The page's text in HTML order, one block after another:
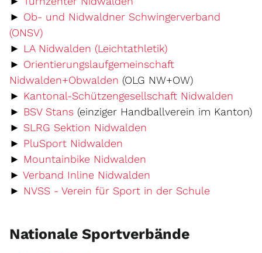
► Ob- und Nidwaldner Schwingerverband
(ONSV)Externer Link wird in einem neuen Fenster
► LA Nidwalden (Leichtathletik)Externer Link wird
► Orientierungslaufgemeinschaft
Nidwalden+Obwalden Externer Link wird in einem
(OLG NW+OW)
► Kantonal-Schützengesellschaft Nidwalden
► BSV Stans Externer Link wird in einem neuen
(einziger Handballverein im Kanton)
► SLRG Sektion Nidwalden
► PluSport Nidwalden
► Mountainbike Nidwalden
► Verband Inline Nidwalden
► NVSS - Verein für Sport in der Schule
Nationale Sportverbände